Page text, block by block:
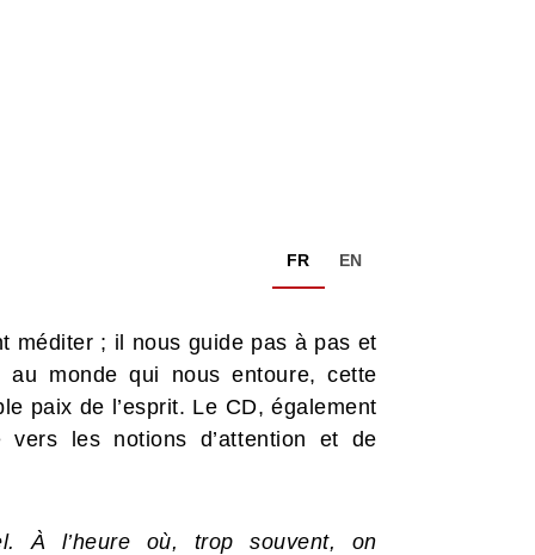
FR EN
méditer ; il nous guide pas à pas et
monde qui nous entoure, cette
paix de l’esprit. Le CD, également
les notions d’attention et de
À l’heure où, trop souvent, on